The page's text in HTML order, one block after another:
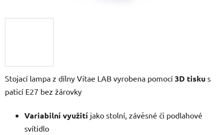
Stojací lampa z dílny Vitae LAB vyrobena pomocí 3D tisku s
paticí E27 bez žárovky
Variabilní využití jako stolní, závěsné či podlahové
svítidlo